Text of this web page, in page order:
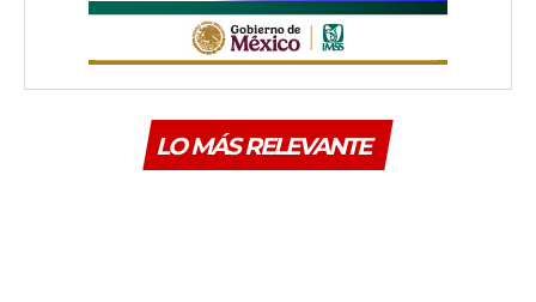
LO MÁS RELEVANTE